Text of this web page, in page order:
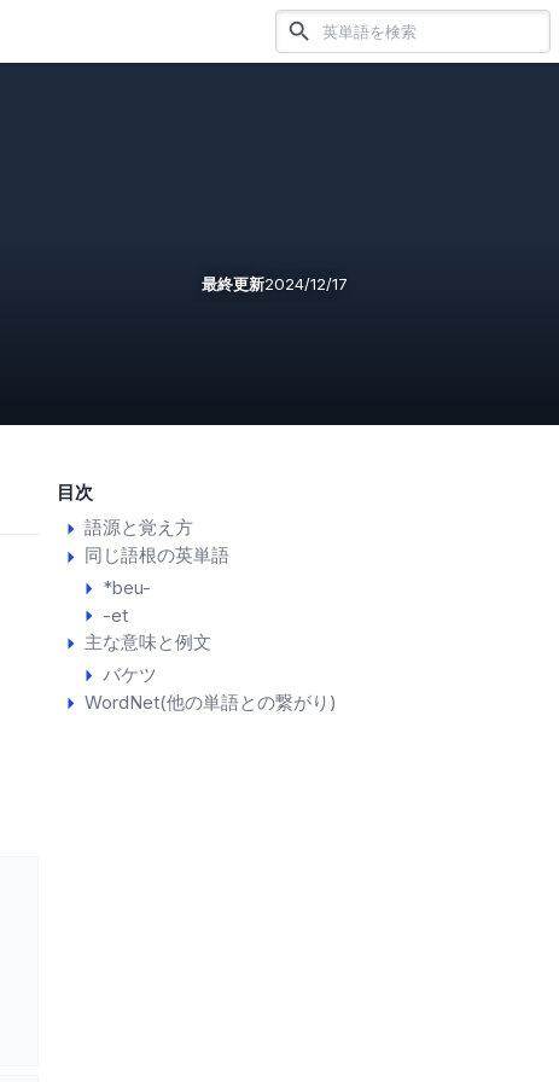
最終更新2024/12/17
目次
語源と覚え方
同じ語根の英単語
*beu-
-et
主な意味と例文
バケツ
WordNet(他の単語との繋がり)